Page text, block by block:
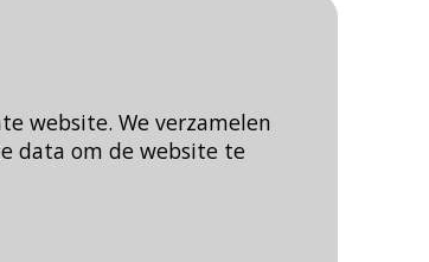
website. We verzamelen
data om de website te